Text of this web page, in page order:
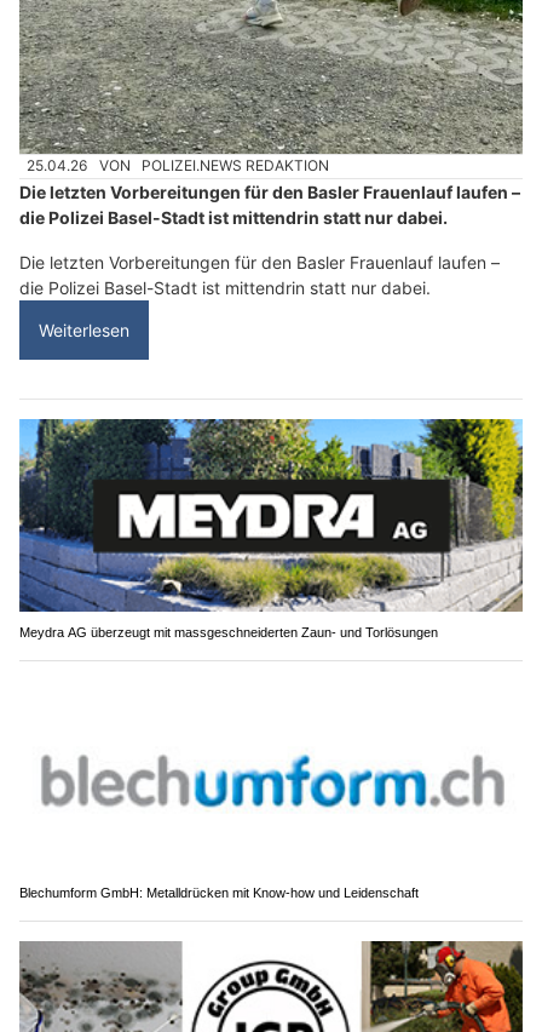
25.04.26 VON POLIZEI.NEWS REDAKTION
Die letzten Vorbereitungen für den Basler Frauenlauf laufen –
die Polizei Basel-Stadt ist mittendrin statt nur dabei.
Die letzten Vorbereitungen für den Basler Frauenlauf laufen –
die Polizei Basel-Stadt ist mittendrin statt nur dabei.
Weiterlesen
Meydra AG überzeugt mit massgeschneiderten Zaun- und Torlösungen
Blechumform GmbH: Metalldrücken mit Know-how und Leidenschaft